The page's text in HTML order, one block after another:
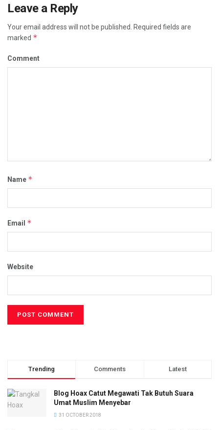
Leave a Reply
Your email address will not be published.
Required fields are
marked *
Comment
Name *
Email *
Website
Trending Comments Latest
Blog Hoax Catut Megawati Tak Butuh Suara
Umat Muslim Menyebar
31 OCTOBER 2018